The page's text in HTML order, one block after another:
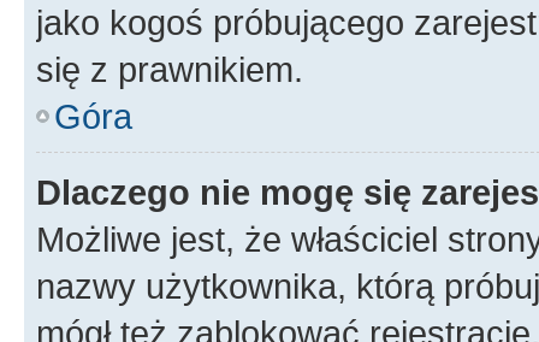
jako kogoś próbującego
się z prawnikiem.
Góra
Dlaczego nie mogę się
Możliwe jest, że właściciel
nazwy użytkownika, którą
mógł też zablokować